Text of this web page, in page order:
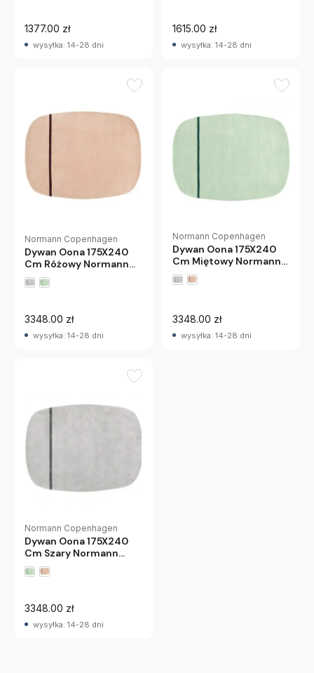
1377.00 zł
wysyłka: 14-28 dni
1615.00 zł
wysyłka: 14-28 dni
Normann Copenhagen
Dywan Oona 175X240
Cm Różowy Normann
Copenhagen
3348.00 zł
wysyłka: 14-28 dni
Normann Copenhagen
Dywan Oona 175X240
Cm Miętowy Normann
Copenhagen
3348.00 zł
wysyłka: 14-28 dni
Normann Copenhagen
Dywan Oona 175X240
Cm Szary Normann
Copenhagen
3348.00 zł
wysyłka: 14-28 dni